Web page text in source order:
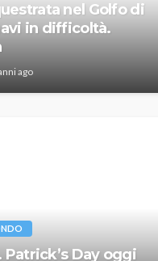
nel Golfo di
in difficoltà.
ago
Patrick’s Day oggi